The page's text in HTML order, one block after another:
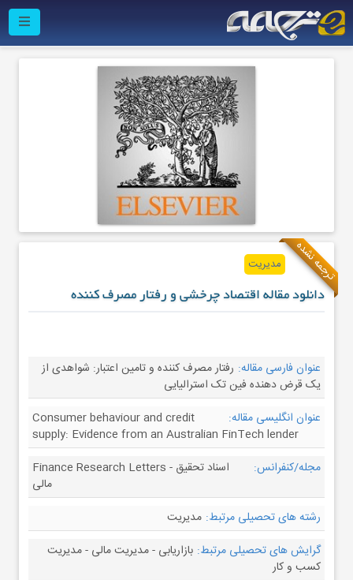
ترجمه نشده مدیریت
دانلود مقاله اقتصاد چرخشی و رفتار مصرف کننده
عنوان فارسی مقاله: رفتار مصرف کننده و تامین اعتبار: شواهدی از
یک قرض دهنده فین تک استرالیایی
عنوان انگلیسی مقاله:
Consumer behaviour and credit
supply: Evidence from an Australian FinTech lender
مجله/کنفرانس:
Finance Research Letters - اسناد تحقیق
مالی
رشته های تحصیلی مرتبط: مدیریت
گرایش های تحصیلی مرتبط: بازاریابی - مدیریت مالی - مدیریت
کسب و کار